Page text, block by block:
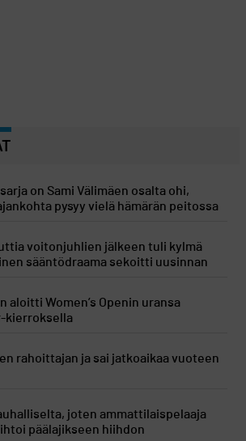
on Sami Välimäen osalta ohi,
pysyy vielä hämärän peitossa
voitonjuhlien jälkeen tuli kylmä
sääntödraama sekoitti uusinnan
aloitti Women’s Openin uransa
kierroksella
rahoittajan ja sai jatkoaikaa vuoteen
joten ammattilaispelaaja
päälajikseen hiihdon